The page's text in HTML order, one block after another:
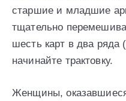
старшие и младшие
тщательно
шесть карт в два ряда
начинайте трактовку.
Женщины,